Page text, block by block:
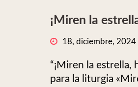
¡Miren la
18, diciembre, 2024
“¡Miren la estrella,
para la liturgia